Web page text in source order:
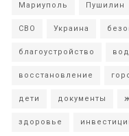
Мариуполь Пушилин
СВО Украина
благоустройство
восстановление
дети документы
здоровье